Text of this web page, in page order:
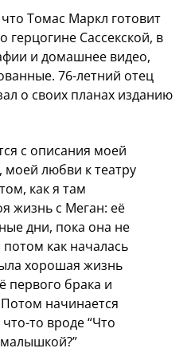
Томас Маркл готовит
Сассекской, в
и домашнее видео,
76-летний отец
о своих планах изданию
с описания моей
любви к театру
как я там
жизнь с Меган: её
дни, пока она не
как началась
хорошая жизнь
первого брака и
начинается
то вроде “Что